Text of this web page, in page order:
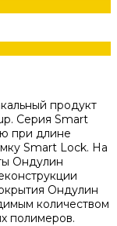
продукт
Серия Smart
при длине
Smart Lock. На
Ондулин
Ондулин
количеством
полимеров.